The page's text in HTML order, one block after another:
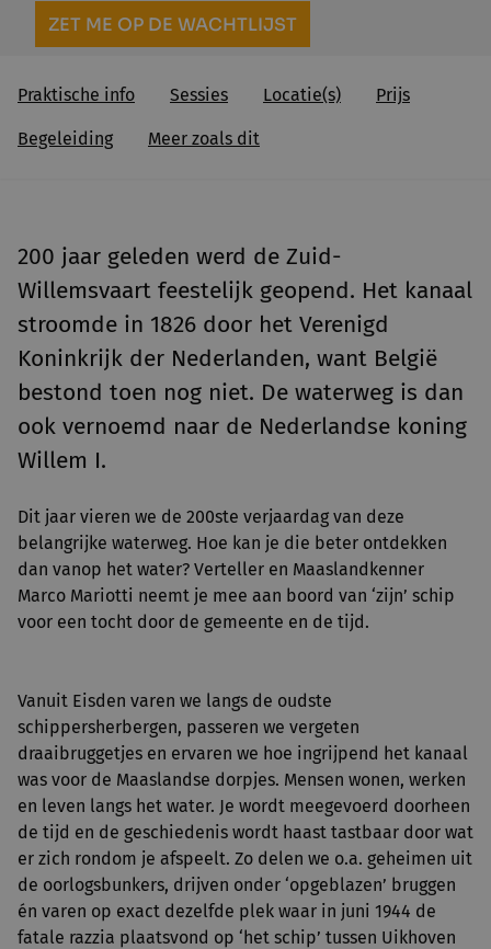
ZET ME OP DE WACHTLIJST
Praktische info Sessies Locatie(s) Prijs
Begeleiding Meer zoals dit
200 jaar geleden werd de Zuid-
Willemsvaart feestelijk geopend. Het kanaal
stroomde in 1826 door het Verenigd
Koninkrijk der Nederlanden, want België
bestond toen nog niet. De waterweg is dan
ook vernoemd naar de Nederlandse koning
Willem I.
Dit jaar vieren we de 200ste verjaardag van deze
belangrijke waterweg. Hoe kan je die beter ontdekken
dan vanop het water? Verteller en Maaslandkenner
Marco Mariotti neemt je mee aan boord van ‘zijn’ schip
voor een tocht door de gemeente en de tijd.
Vanuit Eisden varen we langs de oudste
schippersherbergen, passeren we vergeten
draaibruggetjes en ervaren we hoe ingrijpend het kanaal
was voor de Maaslandse dorpjes. Mensen wonen, werken
en leven langs het water. Je wordt meegevoerd doorheen
de tijd en de geschiedenis wordt haast tastbaar door wat
er zich rondom je afspeelt. Zo delen we o.a. geheimen uit
de oorlogsbunkers, drijven onder ‘opgeblazen’ bruggen
én varen op exact dezelfde plek waar in juni 1944 de
fatale razzia plaatsvond op ‘het schip’ tussen Uikhoven